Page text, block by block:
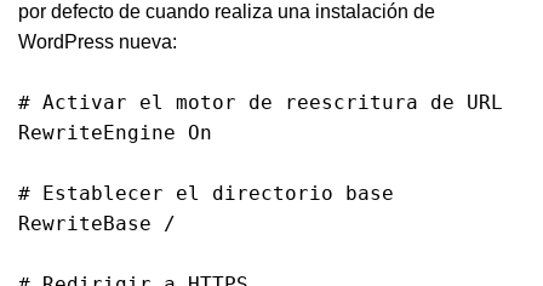
por defecto de cuando realiza una instalación de
WordPress nueva:
# Activar el motor de reescritura de URL
RewriteEngine On
# Establecer el directorio base
RewriteBase /